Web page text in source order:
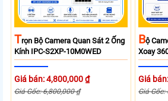
TRọn Bộ Camera Quan Sát 2 Ống
Kính IPC-S2XP-10M0WED
Giá bán: 4,800,000 ₫
Giá Gốc: 6,800,000 ₫
BỘ
Xoay
Giá
Giá Gốc: